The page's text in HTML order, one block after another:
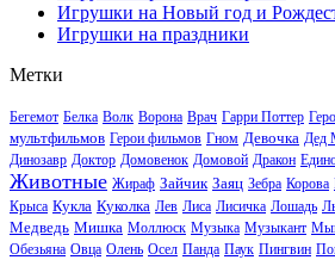
Игрушки на Новый год и
Игрушки на праздники
Метки
Бегемот Белка Волк Ворона Врач Гарри Поттер
мультфильмов Герои фильмов Гном Девочка Дед
Динозавр Доктор Домовенок Домовой Дракон
Животные Жираф Зайчик Заяц Зебра Корова
Крыса Кукла Куколка Лев Лиса Лисичка Лошадь
Медведь Мишка Моллюск Музыка Музыкант
Обезьяна Овца Олень Осел Панда Паук Пингвин